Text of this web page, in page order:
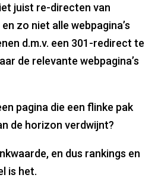
juist re-directen van
zo niet alle webpagina’s
d.m.v. een 301-redirect te
de relevante webpagina’s
pagina die een flinke pak
de horizon verdwijnt?
en dus rankings en
is het.